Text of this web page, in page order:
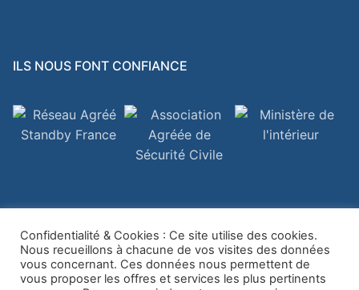
ILS NOUS FONT CONFIANCE
Copyright © 2026BALYTECH
Confidentialité & Cookies : Ce site utilise des cookies.
Nous recueillons à chacune de vos visites des données
vous concernant. Ces données nous permettent de
vous proposer les offres et services les plus pertinents